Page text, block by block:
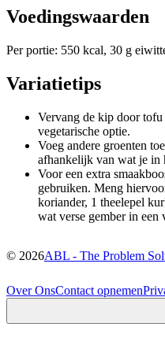
Voedingswaarden
Per portie: 550 kcal, 30 g
Variatietips
Vervang de kip door
vegetarische optie.
Voeg andere groenten
afhankelijk van wat je in
Voor een extra
gebruiken. Meng
koriander, 1 theelepel
wat verse gember in een
© 2026ABL - The Problem
Over OnsContact opnemen